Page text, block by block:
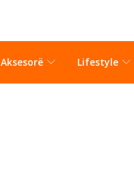
Aksesorë Lifestyle